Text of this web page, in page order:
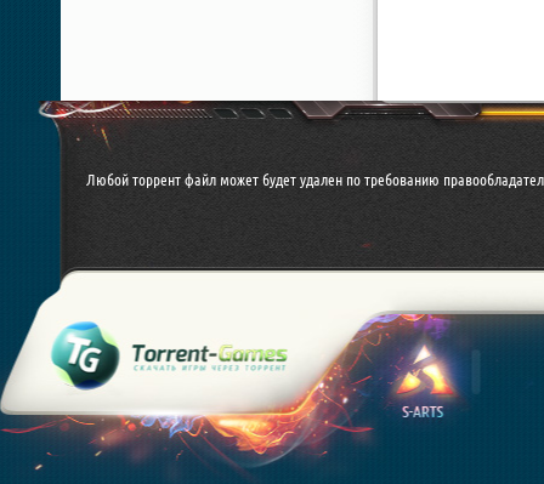
Любой торрент файл может будет удален по требованию